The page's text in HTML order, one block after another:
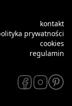
kontakt
prywatności
cookies
regulamin